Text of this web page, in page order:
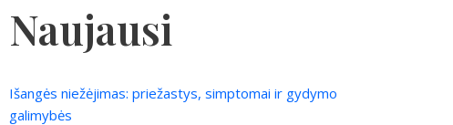
Naujausi
Išangės niežėjimas: priežastys, simptomai ir gydymo
galimybės